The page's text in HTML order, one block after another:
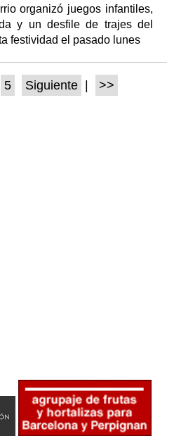
organizó juegos infantiles,
y un desfile de trajes del
festividad el pasado lunes
5 Siguiente >>